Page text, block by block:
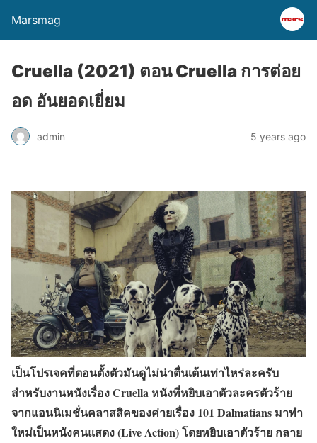
Marsmag
Cruella (2021) ตอน Cruella การต่อย
อด อันยอดเยี่ยม
admin 5 years ago
เป็นโปรเจคที่ตอนตั้งตัวมันดูไม่น่าตื่นเต้นเท่าไหร่ละครับ
สำหรับงานหนังเรื่อง Cruella หนังที่หยิบเอาตัวละครตัวร้าย
จากแอนนิเมชั่นคลาสสิคของค่ายเรื่อง 101 Dalmatians มาทำ
ใหม่เป็นหนังคนแสดง (Live Action) โดยหยิบเอาตัวร้าย กลาย